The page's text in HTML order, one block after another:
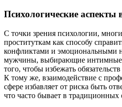
Психологические аспекты
С точки зрения психологии,
проституткам как способу
конфликтами и эмоциональными
мужчины, выбирающие интимные
того, чтобы избежать
К тому же, взаимодействие с
сфере избавляет от риска быть
что часто бывает в